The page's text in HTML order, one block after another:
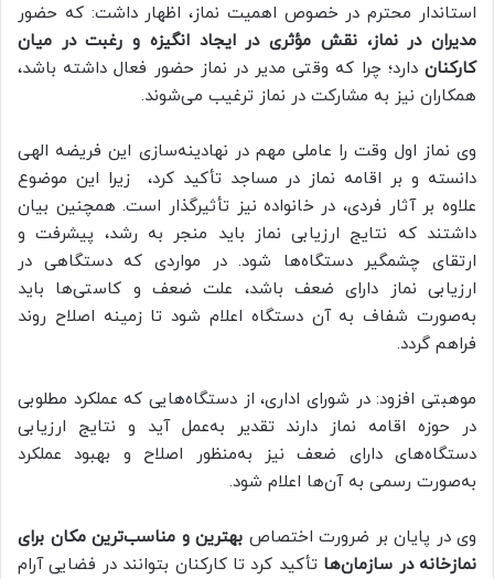
استاندار محترم در خصوص اهمیت نماز، اظهار داشت: که حضور
مدیران در نماز، نقش مؤثری در ایجاد انگیزه و رغبت در میان
کارکنان دارد؛ چرا که وقتی مدیر در نماز حضور فعال داشته باشد،
همکاران نیز به مشارکت در نماز ترغیب می‌شوند.
وی نماز اول وقت را عاملی مهم در نهادینه‌سازی این فریضه الهی
دانسته و بر اقامه نماز در مساجد تأکید کرد، زیرا این موضوع
علاوه بر آثار فردی، در خانواده نیز تأثیرگذار است. همچنین بیان
داشتند که نتایج ارزیابی نماز باید منجر به رشد، پیشرفت و
ارتقای چشمگیر دستگاه‌ها شود. در مواردی که دستگاهی در
ارزیابی نماز دارای ضعف باشد، علت ضعف و کاستی‌ها باید
به‌صورت شفاف به آن دستگاه اعلام شود تا زمینه اصلاح روند
فراهم گردد.
موهبتی افزود: در شورای اداری، از دستگاه‌هایی که عملکرد مطلوبی
در حوزه اقامه نماز دارند تقدیر به‌عمل آید و نتایج ارزیابی
دستگاه‌های دارای ضعف نیز به‌منظور اصلاح و بهبود عملکرد
به‌صورت رسمی به آن‌ها اعلام شود.
وی در پایان بر ضرورت اختصاص بهترین و مناسب‌ترین مکان برای
نمازخانه در سازمان‌ها تأکید کرد تا کارکنان بتوانند در فضایی آرام